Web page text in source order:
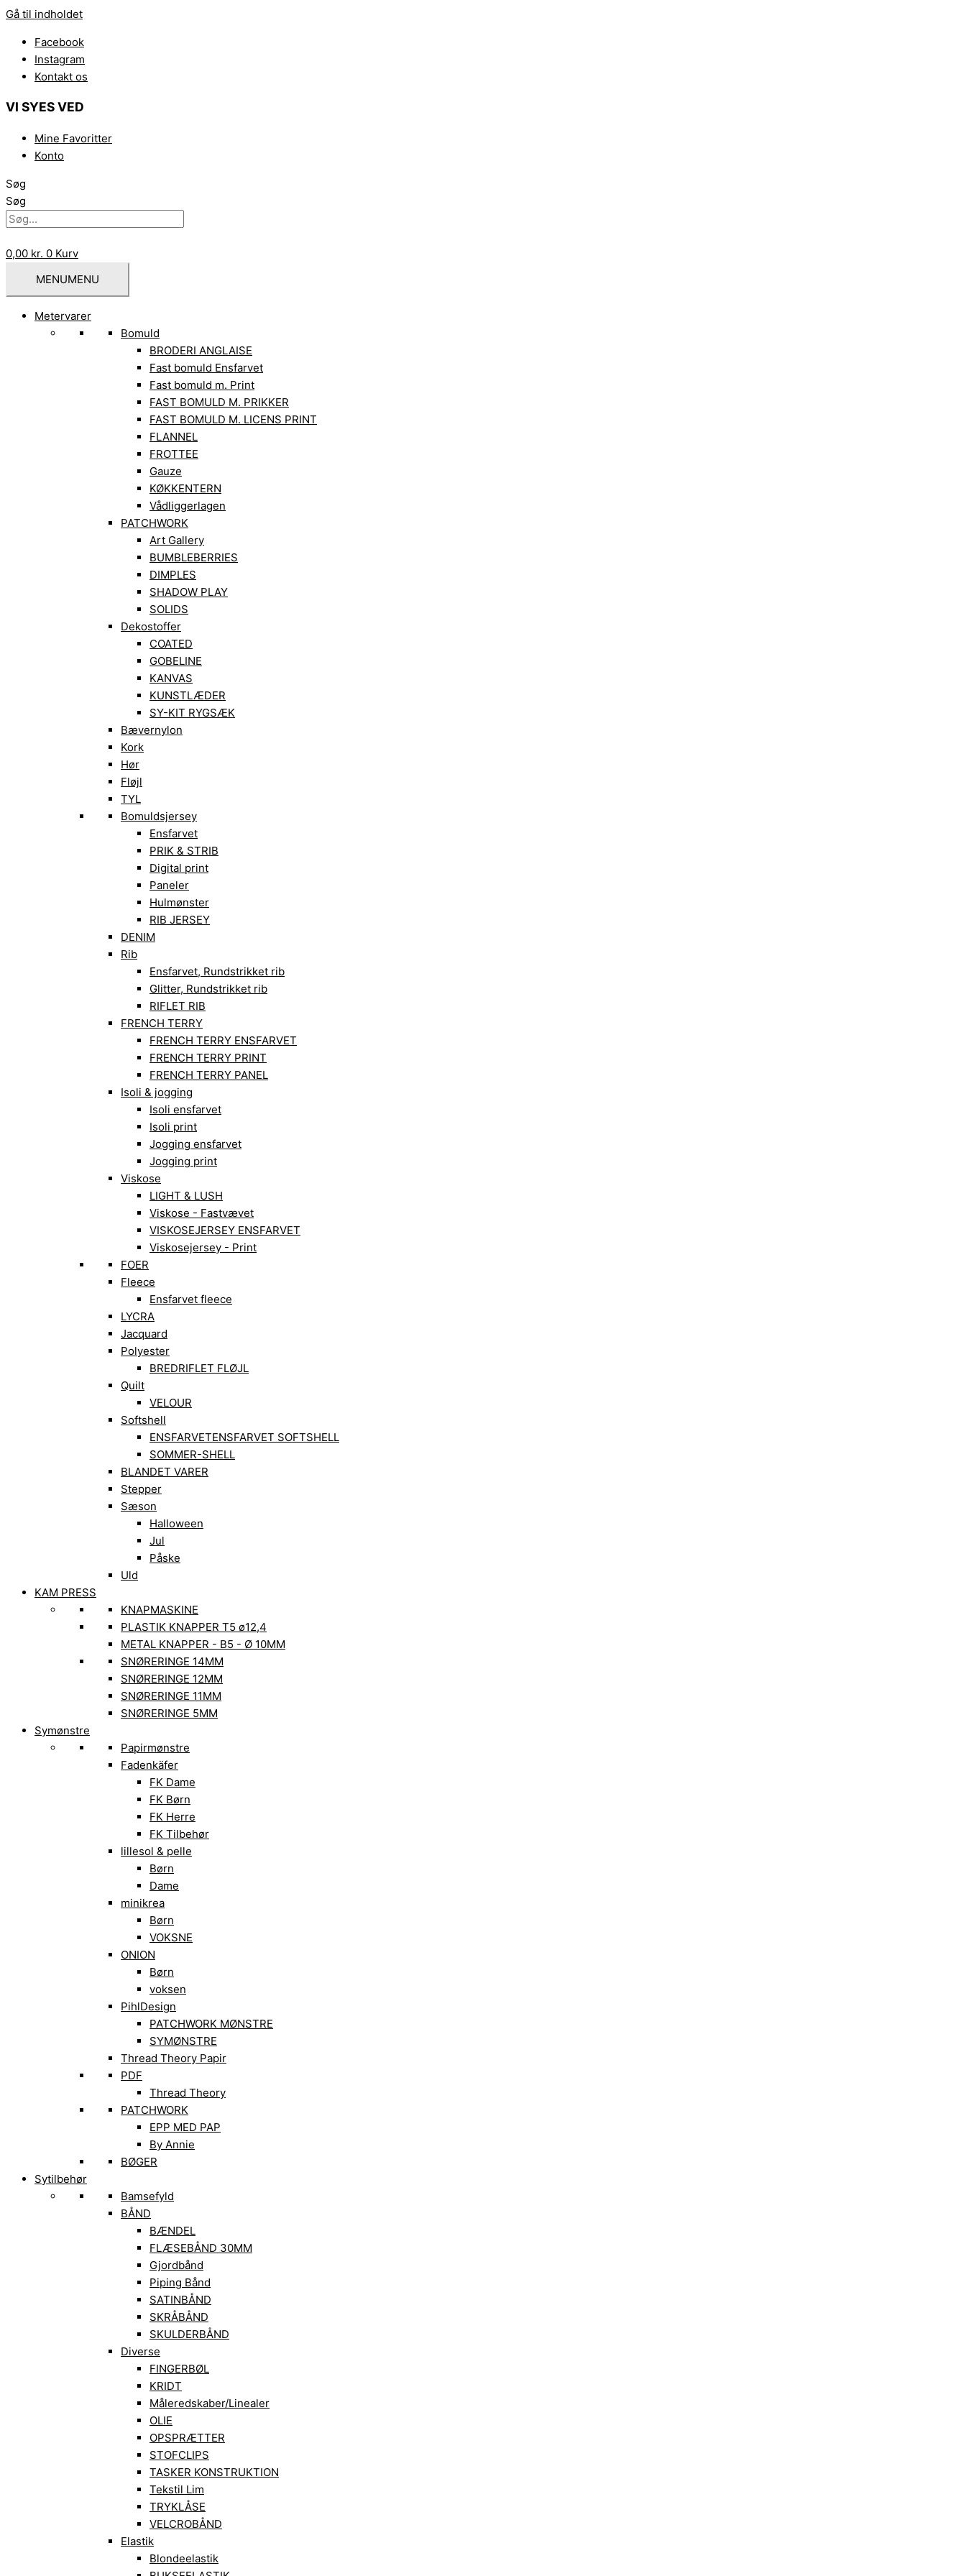
Gå til indholdet
Facebook
Instagram
Kontakt os
VI SYES VED
Mine Favoritter
Konto
Søg
Søg
0,00 kr. 0 Kurv
MENUMENU
Metervarer
Bomuld
BRODERI ANGLAISE
Fast bomuld Ensfarvet
Fast bomuld m. Print
FAST BOMULD M. PRIKKER
FAST BOMULD M. LICENS PRINT
FLANNEL
FROTTEE
Gauze
KØKKENTERN
Vådliggerlagen
PATCHWORK
Art Gallery
BUMBLEBERRIES
DIMPLES
SHADOW PLAY
SOLIDS
Dekostoffer
COATED
GOBELINE
KANVAS
KUNSTLÆDER
SY-KIT RYGSÆK
Bævernylon
Kork
Hør
Fløjl
TYL
Bomuldsjersey
Ensfarvet
PRIK & STRIB
Digital print
Paneler
Hulmønster
RIB JERSEY
DENIM
Rib
Ensfarvet, Rundstrikket rib
Glitter, Rundstrikket rib
RIFLET RIB
FRENCH TERRY
FRENCH TERRY ENSFARVET
FRENCH TERRY PRINT
FRENCH TERRY PANEL
Isoli & jogging
Isoli ensfarvet
Isoli print
Jogging ensfarvet
Jogging print
Viskose
LIGHT & LUSH
Viskose - Fastvævet
VISKOSEJERSEY ENSFARVET
Viskosejersey - Print
FOER
Fleece
Ensfarvet fleece
LYCRA
Jacquard
Polyester
BREDRIFLET FLØJL
Quilt
VELOUR
Softshell
ENSFARVETENSFARVET SOFTSHELL
SOMMER-SHELL
BLANDET VARER
Stepper
Sæson
Halloween
Jul
Påske
Uld
KAM PRESS
KNAPMASKINE
PLASTIK KNAPPER T5 ø12,4
METAL KNAPPER - B5 - Ø 10MM
SNØRERINGE 14MM
SNØRERINGE 12MM
SNØRERINGE 11MM
SNØRERINGE 5MM
Symønstre
Papirmønstre
Fadenkäfer
FK Dame
FK Børn
FK Herre
FK Tilbehør
lillesol & pelle
Børn
Dame
minikrea
Børn
VOKSNE
ONION
Børn
voksen
PihlDesign
PATCHWORK MØNSTRE
SYMØNSTRE
Thread Theory Papir
PDF
Thread Theory
PATCHWORK
EPP MED PAP
By Annie
BØGER
Sytilbehør
Bamsefyld
BÅND
BÆNDEL
FLÆSEBÅND 30MM
Gjordbånd
Piping Bånd
SATINBÅND
SKRÅBÅND
SKULDERBÅND
Diverse
FINGERBØL
KRIDT
Måleredskaber/Linealer
OLIE
OPSPRÆTTER
STOFCLIPS
TASKER KONSTRUKTION
Tekstil Lim
TRYKLÅSE
VELCROBÅND
Elastik
Blondeelastik